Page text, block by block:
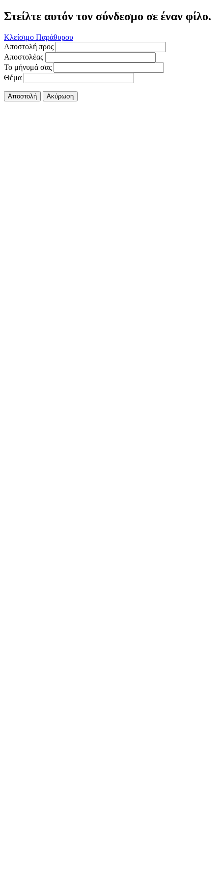
Στείλτε αυτόν τον σύνδεσμο σε έναν φίλο.
Κλείσιμο Παράθυρου
Αποστολή προς
Αποστολέας
Το μήνυμά σας
Θέμα
Αποστολή Ακύρωση